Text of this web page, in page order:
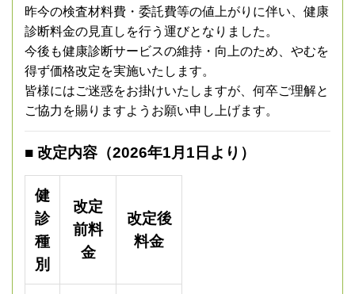
昨今の検査材料費・委託費等の値上がりに伴い、健康
診断料金の見直しを行う運びとなりました。
今後も健康診断サービスの維持・向上のため、やむを
得ず価格改定を実施いたします。
皆様にはご迷惑をお掛けいたしますが、何卒ご理解と
ご協力を賜りますようお願い申し上げます。
■ 改定内容（2026年1月1日より）
健
診
種
別
改定
前料
金
改定後
料金